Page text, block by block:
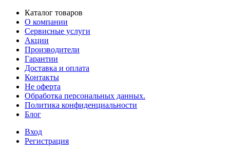
Каталог товаров
О компании
Сервисные услуги
Акции
Производители
Гарантии
Доставка и оплата
Контакты
Не оферта
Обработка персональных данных.
Политика конфиденциальности
Блог
Вход
Регистрация